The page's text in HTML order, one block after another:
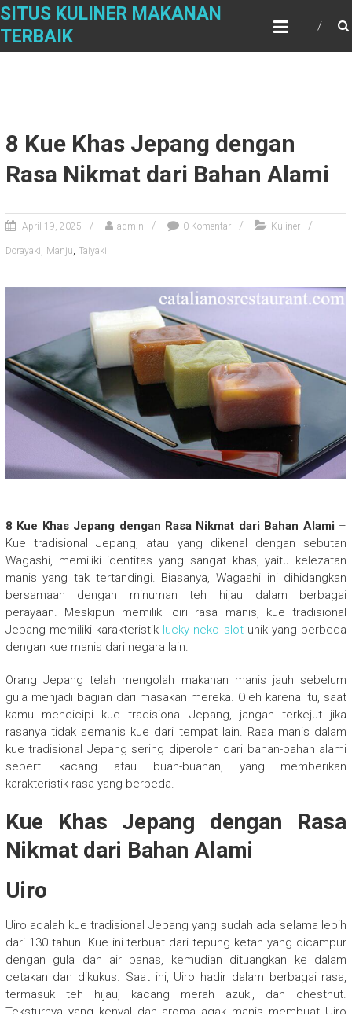
Skip
content
SITUS KULINER MAKANAN
TERBAIK
8 Kue Khas Jepang dengan
Rasa Nikmat dari Bahan Alami
April 19, 2025 admin 0 Komentar Kuliner
Dorayaki, Manju, Taiyaki
8 Kue Khas Jepang dengan Rasa Nikmat dari Bahan Alami –
Kue tradisional Jepang, atau yang dikenal dengan sebutan
Wagashi, memiliki identitas yang sangat khas, yaitu kelezatan
manis yang tak tertandingi. Biasanya, Wagashi ini dihidangkan
bersamaan dengan minuman teh hijau dalam berbagai
perayaan. Meskipun memiliki ciri rasa manis, kue tradisional
Jepang memiliki karakteristik lucky neko slotunik yang berbeda
dengan kue manis dari negara lain.
Orang Jepang telah mengolah makanan manis jauh sebelum
gula menjadi bagian dari masakan mereka. Oleh karena itu, saat
kamu mencicipi kue tradisional Jepang, jangan terkejut jika
rasanya tidak semanis kue dari tempat lain. Rasa manis dalam
kue tradisional Jepang sering diperoleh dari bahan-bahan alami
seperti kacang atau buah-buahan, yang memberikan
karakteristik rasa yang berbeda.
Kue Khas Jepang dengan Rasa
Nikmat dari Bahan Alami
Uiro
Uiro adalah kue tradisional Jepang yang sudah ada selama lebih
dari 130 tahun. Kue ini terbuat dari tepung ketan yang dicampur
dengan gula dan air panas, kemudian dituangkan ke dalam
cetakan dan dikukus. Saat ini, Uiro hadir dalam berbagai rasa,
termasuk teh hijau, kacang merah azuki, dan chestnut.